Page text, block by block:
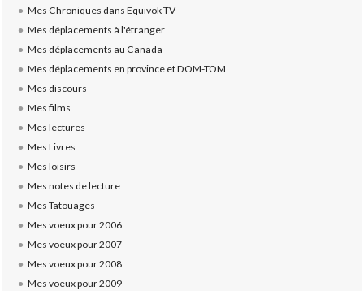
Mes Chroniques dans Equivok TV
Mes déplacements à l'étranger
Mes déplacements au Canada
Mes déplacements en province et DOM-TOM
Mes discours
Mes films
Mes lectures
Mes Livres
Mes loisirs
Mes notes de lecture
Mes Tatouages
Mes voeux pour 2006
Mes voeux pour 2007
Mes voeux pour 2008
Mes voeux pour 2009